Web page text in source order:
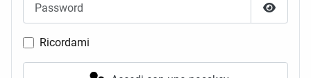
Mostra
Ricordami